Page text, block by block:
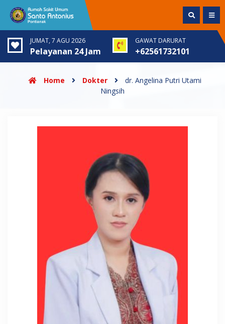
JUMAT, 7 AGU 2026
Pelayanan 24 Jam
GAWAT DARURAT
+62561732101
Home Dokter
dr. Angelina Putri Utami
Ningsih